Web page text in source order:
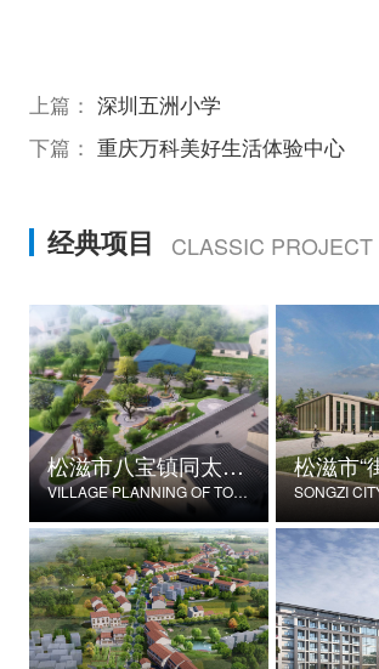
上篇： 深圳五洲小学
下篇： 重庆万科美好生活体验中心
经典项目 CLASSIC PROJECT
松滋市八宝镇同太湖村村庄规划
VILLAGE PLANNING OF TONGTAIHU VILLAGE, BABAO TOWN, SONGZI CITY